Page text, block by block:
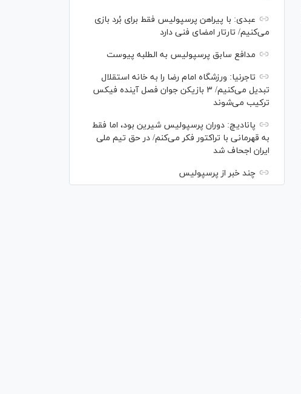
عبدی: با پیراهن پرسپولیس فقط برای بُرد بازی
می‌کنیم/ تارتار امضای فنی دارد
مدافع سابق پرسپولیس به الطلبه پیوست
تاجرنیا: ورزشگاه امام رضا را به خانه استقلال
تبدیل می‌کنیم/ ۳ بازیکن جوان فصل آینده فیکس
ترکیب می‌شوند
پانادیچ: دوران پرسپولیس شیرین بود، اما فقط
به قهرمانی با تراکتور فکر می‌کنم/ در حق تیم ملی
ایران اجحاف شد
چند خبر از پرسپولیس